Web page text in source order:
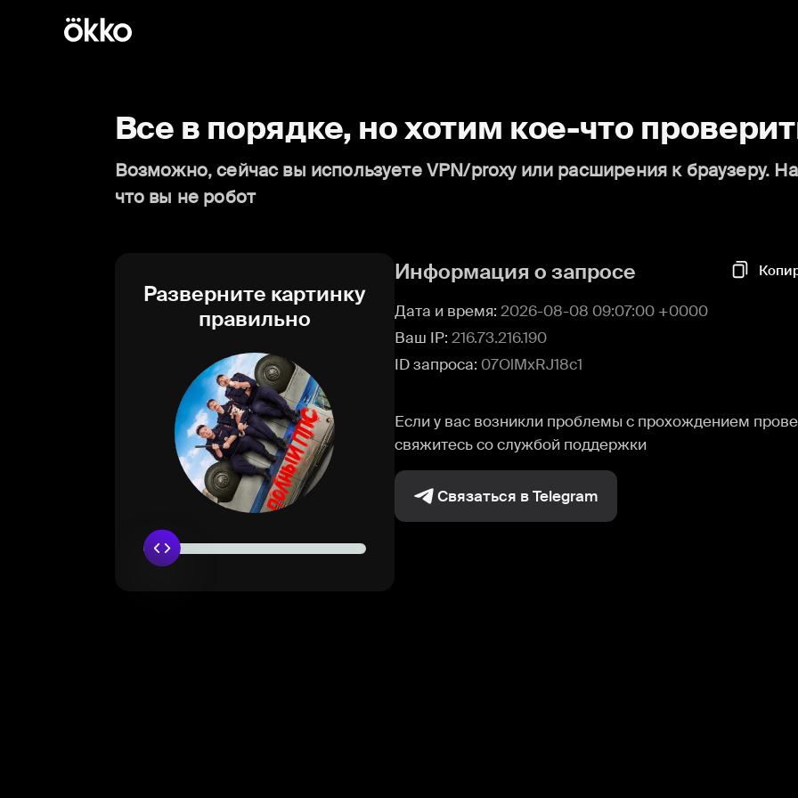
Все в порядке, но хотим кое-что
Возможно, сейчас вы используете VPN/proxy или расширения к браузеру.
что вы не робот
Разверните картинку
правильно
Информация о запросе
Дата и время: 2026-08-08 09:07:00 +0000
Ваш IP: 216.73.216.190
ID запроса: 07OlMxRJ18c1
Если у вас возникли проблемы с прохождением
свяжитесь со службой поддержки
Связаться в Telegram